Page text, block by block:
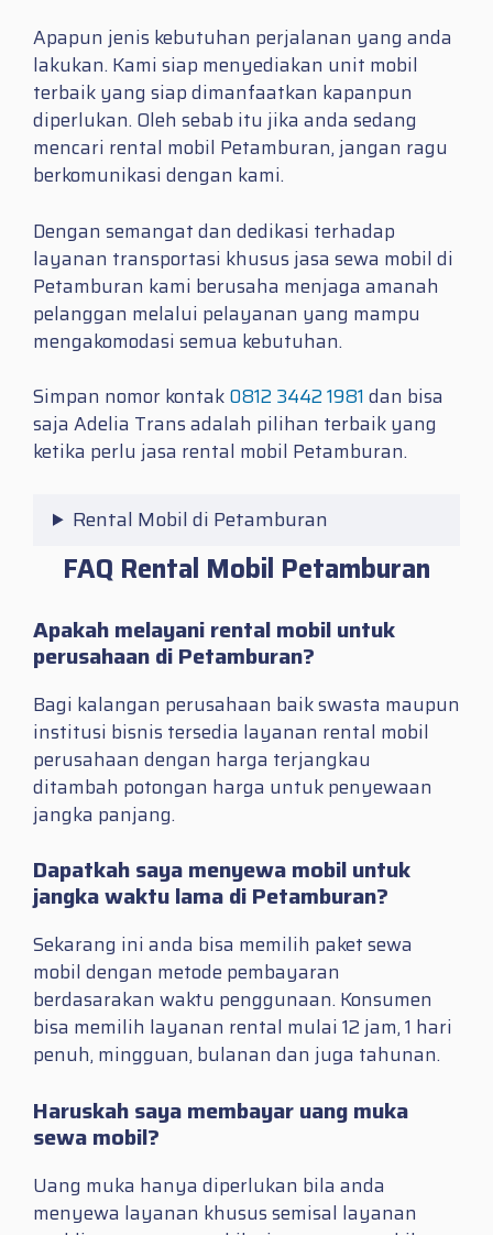
Apapun jenis kebutuhan perjalanan yang anda
lakukan. Kami siap menyediakan unit mobil
terbaik yang siap dimanfaatkan kapanpun
diperlukan. Oleh sebab itu jika anda sedang
mencari rental mobil Petamburan, jangan ragu
berkomunikasi dengan kami.
Dengan semangat dan dedikasi terhadap
layanan transportasi khusus jasa sewa mobil di
Petamburan kami berusaha menjaga amanah
pelanggan melalui pelayanan yang mampu
mengakomodasi semua kebutuhan.
Simpan nomor kontak0812 3442 1981dan bisa
saja Adelia Trans adalah pilihan terbaik yang
ketika perlu jasa rental mobil Petamburan.
Rental Mobil di Petamburan
FAQ Rental Mobil Petamburan
Apakah melayani rental mobil untuk
perusahaan di Petamburan?
Bagi kalangan perusahaan baik swasta maupun
institusi bisnis tersedia layanan rental mobil
perusahaan dengan harga terjangkau
ditambah potongan harga untuk penyewaan
jangka panjang.
Dapatkah saya menyewa mobil untuk
jangka waktu lama di Petamburan?
Sekarang ini anda bisa memilih paket sewa
mobil dengan metode pembayaran
berdasarakan waktu penggunaan. Konsumen
bisa memilih layanan rental mulai 12 jam, 1 hari
penuh, mingguan, bulanan dan juga tahunan.
Haruskah saya membayar uang muka
sewa mobil?
Uang muka hanya diperlukan bila anda
menyewa layanan khusus semisal layanan